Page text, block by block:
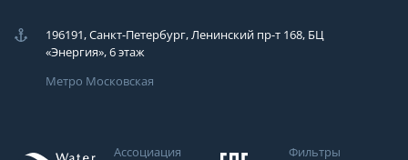
196191, Санкт-Петербург, Ленинский пр-т 168, БЦ
«Энергия», 6 этаж
Метро Московская
Ассоциация
Фильтры